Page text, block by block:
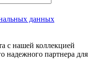
данных
с нашей коллекцией
надежного партнера для